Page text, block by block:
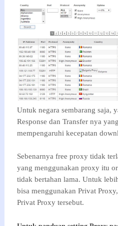
Untuk negara sembarang saja,
Response dan Transfer nya
mempengaruhi kecepatan
Sebenarnya free proxy tidak
yang menggunakan proxy itu
tidak bertahan lama. Untuk
bisa menggunakan Privat
Privat Proxy tersebut.